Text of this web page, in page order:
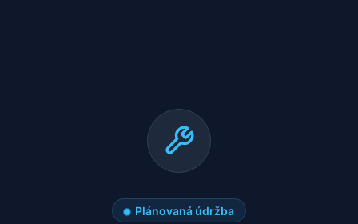
Plánovaná údržba